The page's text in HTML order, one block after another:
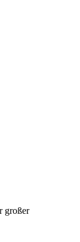
großer